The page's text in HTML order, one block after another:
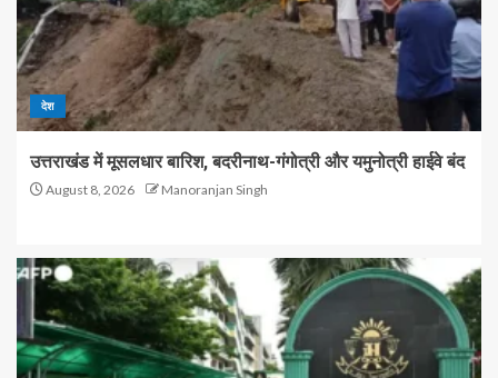
देश
उत्तराखंड में मूसलधार बारिश, बदरीनाथ-गंगोत्री और यमुनोत्री हाईवे बंद
August 8, 2026 Manoranjan Singh